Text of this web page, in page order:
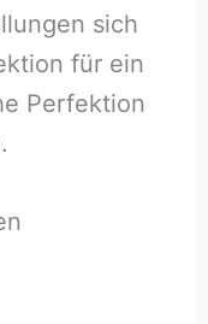
sich
für ein
Perfektion